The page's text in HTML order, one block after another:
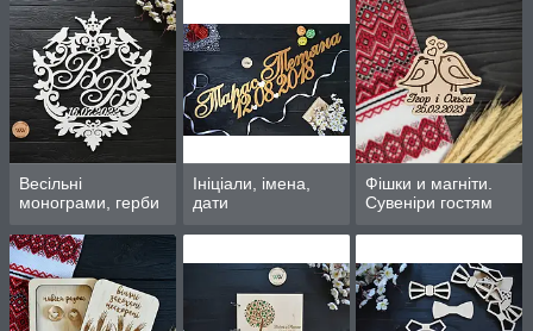
Весільні
монограми, герби
Ініціали, імена,
дати
Фішки и магніти.
Сувеніри гостям